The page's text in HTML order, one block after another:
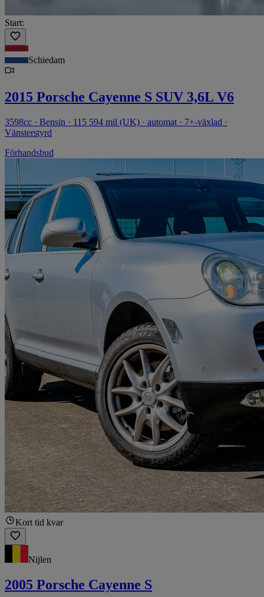
Start:
Schiedam
2015 Porsche Cayenne S SUV 3,6L V6
3598cc · Bensin · 115 594 mil (UK) · automat · 7+-växlad ·
Vänsterstyrd
Förhandsbud
Kort tid kvar
Nijlen
2005 Porsche Cayenne S